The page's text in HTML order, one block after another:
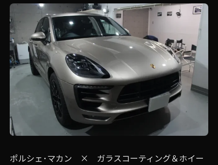
ポルシェ･マカン × ガラスコーティング＆ホイー